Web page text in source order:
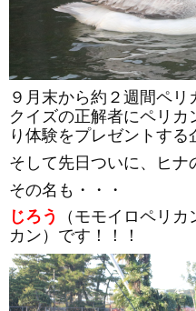
９月末から約２週間ペ
クイズの正解者にペリ
り体験をプレゼントする
そして先日ついに、ヒナ
その名も・・・
じろう
（モモイロペリカ
カン）です！！！